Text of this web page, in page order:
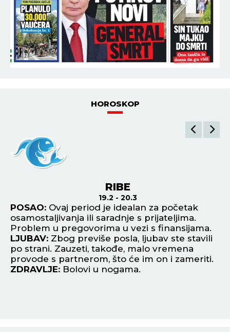
HOROSKOP
RIBE
19.2 - 20.3
POSAO: Ovaj period je idealan za početak
osamostaljivanja ili saradnje s prijateljima.
Problem u pregovorima u vezi s finansijama.
LJUBAV: Zbog previše posla, ljubav ste stavili
po strani. Zauzeti, takođe, malo vremena
provode s partnerom, što će im on i zameriti.
ZDRAVLJE: Bolovi u nogama.